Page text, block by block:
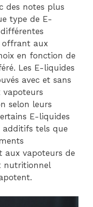
des notes plus
type de E-
offrant aux
en fonction de
Les E-liquides
avec et sans
vapoteurs
selon leurs
E-liquides
additifs tels que
aux vapoteurs de
nutritionnel